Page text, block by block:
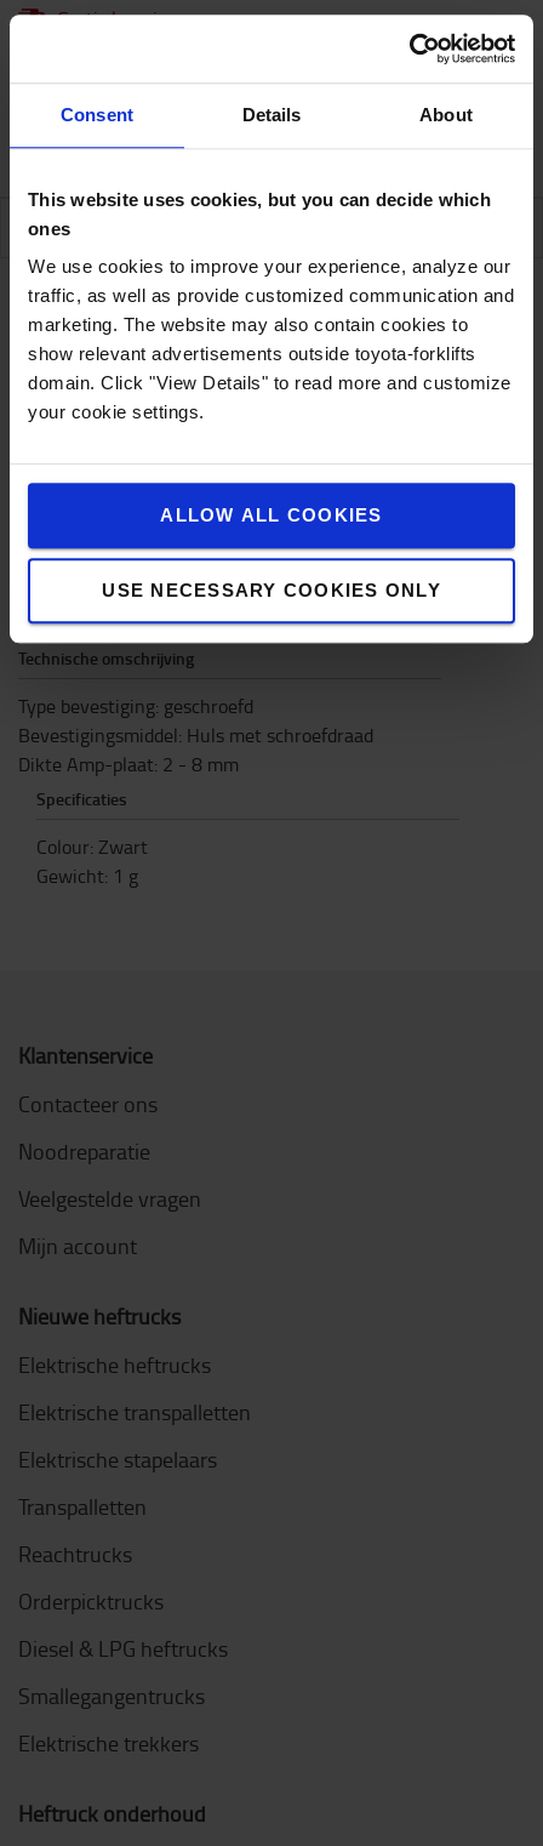
Consent Details About
This website uses cookies, but you can decide which
ones
We use cookies to improve your experience, analyze our
traffic, as well as provide customized communication and
marketing. The website may also contain cookies to
show relevant advertisements outside toyota-forklifts
domain. Click "View Details" to read more and customize
your cookie settings.
ALLOW ALL COOKIES
USE NECESSARY COOKIES ONLY
Gratis levering
1 Verzenden 10/08/2026
Garantie
Specificaties
apparaten, zoals laptop, tablet, scanner, enz. op
een flexibele en eenvoudige manier opladen en
gebruiken. Geschikt voor aansluitingen met 12 mm
ingang volgens ISO 4165 en 20,5 mm volgens SAE.
Ontwerp: haaks, 12 - 24 V, max. 8 A, ISO 4165 /
Technische omschrijving
Type bevestiging: geschroefd
Bevestigingsmiddel: Huls met schroefdraad
Dikte Amp-plaat: 2 - 8 mm
Specificaties
Colour: Zwart
Gewicht: 1 g
Klantenservice
Contacteer ons
Noodreparatie
Veelgestelde vragen
Mijn account
Nieuwe heftrucks
Elektrische heftrucks
Elektrische transpalletten
Elektrische stapelaars
Transpalletten
Reachtrucks
Orderpicktrucks
Diesel & LPG heftrucks
Smallegangentrucks
Elektrische trekkers
Heftruck onderhoud